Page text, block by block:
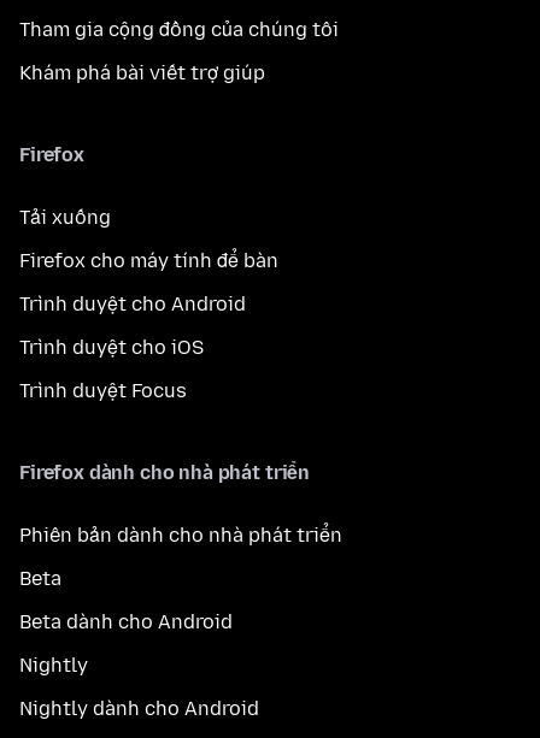
Tham gia cộng đồng của chúng tôi
Khám phá bài viết trợ giúp
Firefox
Tải xuống
Firefox cho máy tính để bàn
Trình duyệt cho Android
Trình duyệt cho iOS
Trình duyệt Focus
Firefox dành cho nhà phát triển
Phiên bản dành cho nhà phát triển
Beta
Beta dành cho Android
Nightly
Nightly dành cho Android